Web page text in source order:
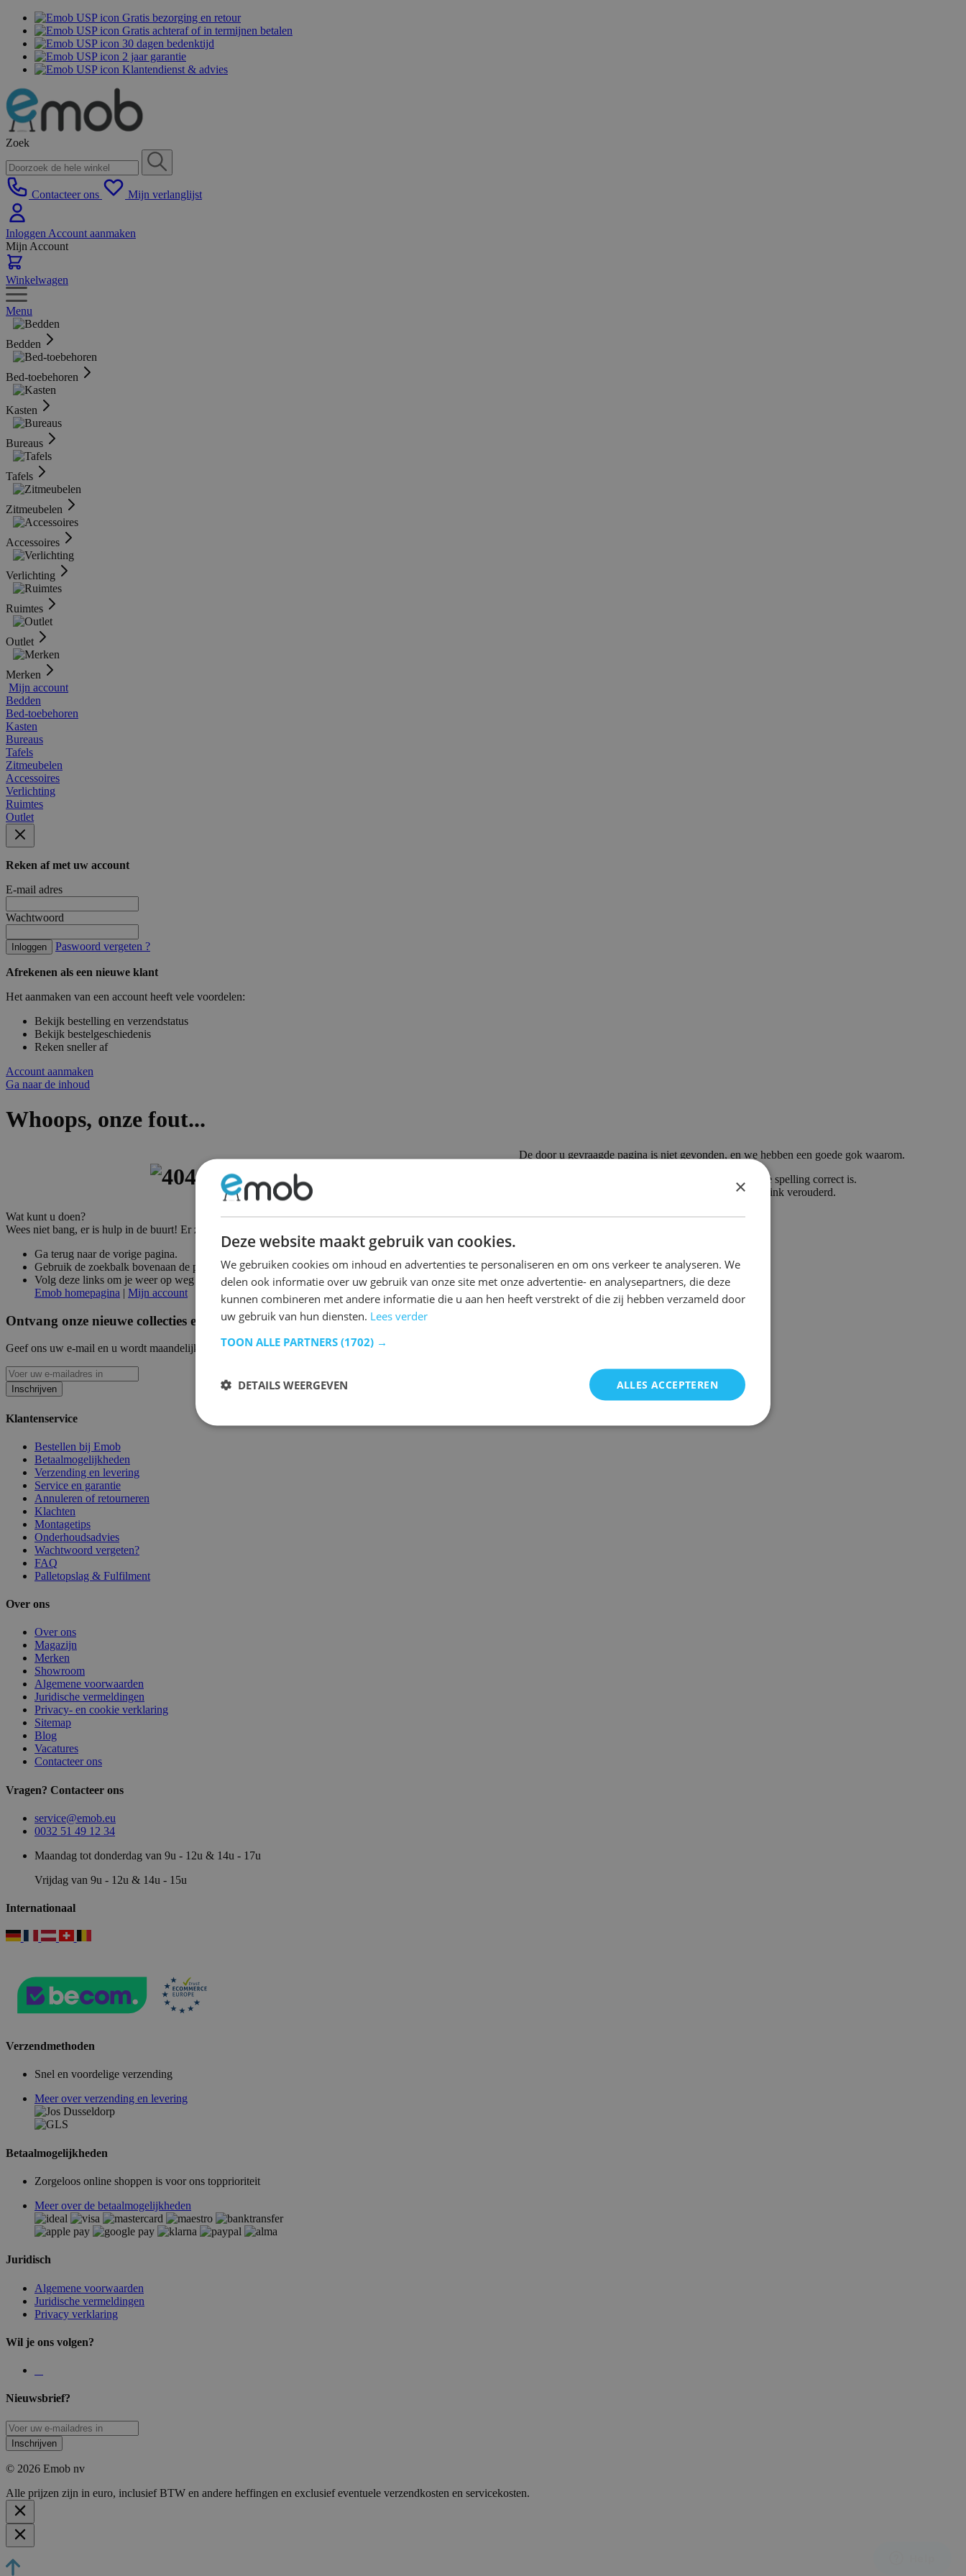
Gratis bezorging en retour
Gratis achteraf of in termijnen betalen
30 dagen bedenktijd
2 jaar garantie
Klantendienst & advies
Zoek
Contacteer ons Mijn verlanglijst
Inloggen Account aanmaken
Mijn Account
Winkelwagen
Menu
Bedden
Bed-toebehoren
Kasten
Bureaus
Tafels
Zitmeubelen
Accessoires
Verlichting
Ruimtes
Outlet
Merken
Mijn account
Bedden
Bed-toebehoren
Kasten
Bureaus
Tafels
Zitmeubelen
Accessoires
Verlichting
Ruimtes
Outlet
Reken af met uw account
E-mail adres
Wachtwoord
Inloggen Paswoord vergeten ?
Afrekenen als een nieuwe klant
Het aanmaken van een account heeft vele voordelen:
Bekijk bestelling en verzendstatus
Bekijk bestelgeschiedenis
Reken sneller af
Account aanmaken
Ga naar de inhoud
Whoops, onze fout...
De door u gevraagde pagina is niet gevonden, en we hebben een goede gok waarom.
Als u de URL direct heeft ingetypt, controleer dan of de spelling correct is.
Als u op een link heeft geklikt om hier te komen, is de link verouderd.
Wat kunt u doen?
Wees niet bang, er is hulp in de buurt! Er zijn vele manieren om weer op de rails te komen bij Emob
Ga terug naar de vorige pagina.
Gebruik de zoekbalk bovenaan de pagina om naar uw producten te zoeken.
Volg deze links om je weer op weg te helpen!
Emob homepagina | Mijn account
Ontvang onze nieuwe collecties en promoties.
Geef ons uw e-mail en u wordt maandelijks op de hoogte gehouden van de laatste gebeurtenissen.
Inschrijven
Klantenservice
Bestellen bij Emob
Betaalmogelijkheden
Verzending en levering
Service en garantie
Annuleren of retourneren
Klachten
Montagetips
Onderhoudsadvies
Wachtwoord vergeten?
FAQ
Palletopslag & Fulfilment
Over ons
Over ons
Magazijn
Merken
Showroom
Algemene voorwaarden
Juridische vermeldingen
Privacy- en cookie verklaring
Sitemap
Blog
Vacatures
Contacteer ons
Vragen? Contacteer ons
service@emob.eu
0032 51 49 12 34
Maandag tot donderdag van 9u - 12u & 14u - 17u
Vrijdag van 9u - 12u & 14u - 15u
Internationaal
Verzendmethoden
Snel en voordelige verzending
Meer over verzending en levering
Betaalmogelijkheden
Zorgeloos online shoppen is voor ons topprioriteit
Meer over de betaalmogelijkheden
Juridisch
Algemene voorwaarden
Juridische vermeldingen
Privacy verklaring
Wil je ons volgen?
Nieuwsbrief?
Inschrijven
© 2026 Emob nv
Alle prijzen zijn in euro, inclusief BTW en andere heffingen en exclusief eventuele verzendkosten en servicekosten.
×
Deze website maakt gebruik van cookies.
We gebruiken cookies om inhoud en advertenties te personaliseren en om ons verkeer te analyseren. We
delen ook informatie over uw gebruik van onze site met onze advertentie- en analysepartners, die deze
kunnen combineren met andere informatie die u aan hen heeft verstrekt of die zij hebben verzameld door
uw gebruik van hun diensten. Lees verder
TOON ALLE PARTNERS (1702) →
ALLES ACCEPTEREN
DETAILS WEERGEVEN